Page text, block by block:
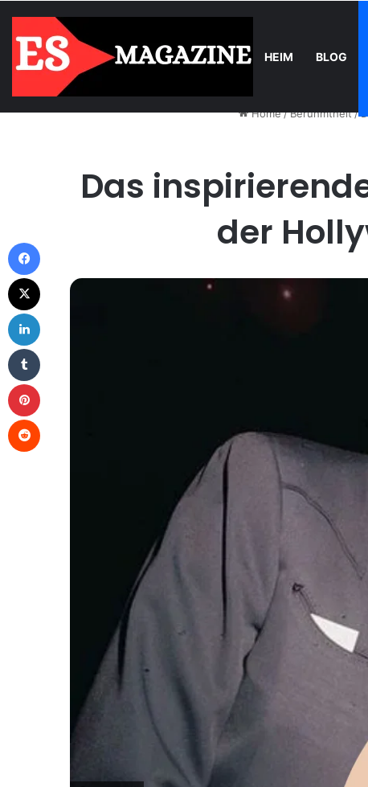
HEIM BLOG
Tuesday, August 4 2026 Trend Balkonkraftwerk-Upgrade: Wann
Home/Beruhmtheit/
Das
der